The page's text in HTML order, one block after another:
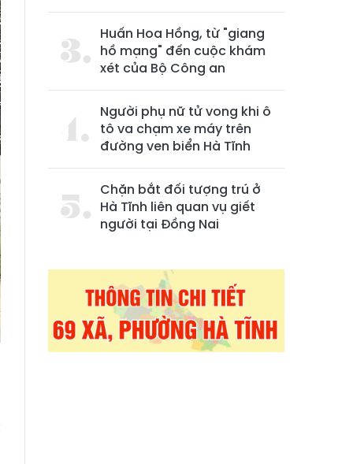
Huấn Hoa Hồng, từ "giang
hồ mạng" đến cuộc khám
xét của Bộ Công an
Người phụ nữ tử vong khi ô
tô va chạm xe máy trên
đường ven biển Hà Tĩnh
Chặn bắt đối tượng trú ở
Hà Tĩnh liên quan vụ giết
người tại Đồng Nai